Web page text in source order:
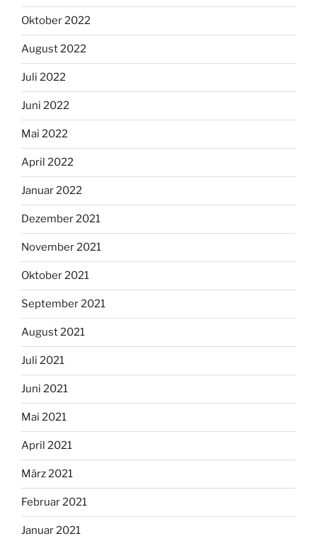
Oktober 2022
August 2022
Juli 2022
Juni 2022
Mai 2022
April 2022
Januar 2022
Dezember 2021
November 2021
Oktober 2021
September 2021
August 2021
Juli 2021
Juni 2021
Mai 2021
April 2021
März 2021
Februar 2021
Januar 2021